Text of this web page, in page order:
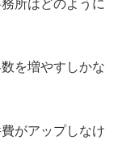
所はどのように
を増やすしかな
がアップしなけ